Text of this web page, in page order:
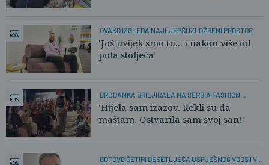
OVAKO IZGLEDA NAJLJEPŠI IZLOŽBENI PROSTOR
'Još uvijek smo tu... i nakon više od
pola stoljeća'
BROĐANKA BRILJIRALA NA SERBIA FASHION
WEEKU
'Htjela sam izazov. Rekli su da
maštam. Ostvarila sam svoj san!'
GOTOVO ČETIRI DESETLJEĆA USPJEŠNOG VODSTVA